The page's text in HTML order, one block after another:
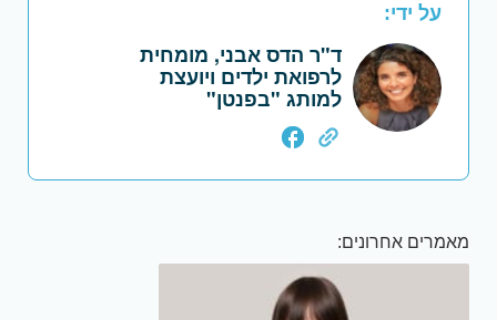
על ידי:
ד"ר הדס אבני, מומחית
לרפואת ילדים ויועצת
למותג "בפנטן"
מאמרים אחרונים: